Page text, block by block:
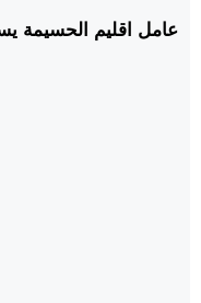
عامل اقليم الحسيمة